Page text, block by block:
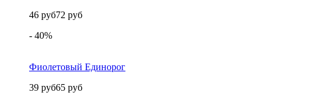
46 руб72 руб
- 40%
Фиолетовый Единорог
39 руб65 руб